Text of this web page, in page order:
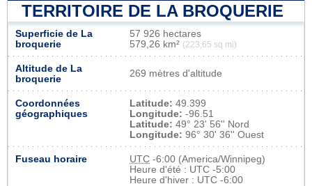
TERRITOIRE DE LA BROQUERIE
Superficie de La
broquerie
57 926 hectares
579,26 km² (223,65 sq mi)
Altitude de La
broquerie
269 mètres d'altitude
Coordonnées
géographiques
Latitude: 49.399
Longitude: -96.51
Latitude: 49° 23' 56'' Nord
Longitude: 96° 30' 36'' Ouest
Fuseau horaire UTC -6:00 (America/Winnipeg)
Heure d'été : UTC -5:00
Heure d'hiver : UTC -6:00